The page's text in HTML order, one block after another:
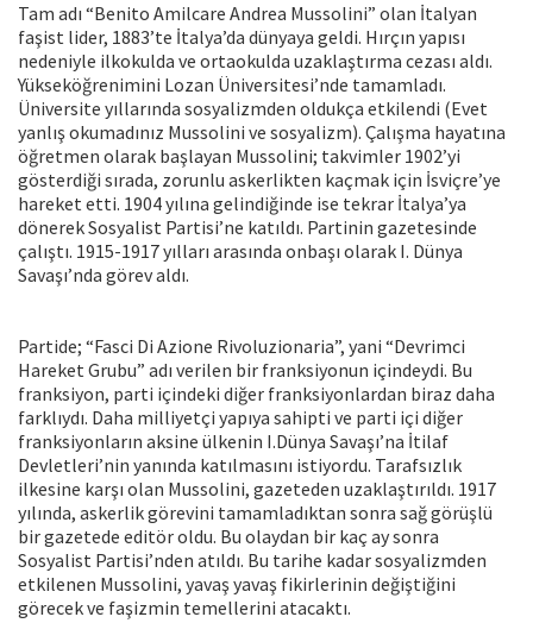
Tam adı “Benito Amilcare Andrea Mussolini” olan İtalyan
faşist lider, 1883’te İtalya’da dünyaya geldi. Hırçın yapısı
nedeniyle ilkokulda ve ortaokulda uzaklaştırma cezası aldı.
Yükseköğrenimini Lozan Üniversitesi’nde tamamladı.
Üniversite yıllarında sosyalizmden oldukça etkilendi (Evet
yanlış okumadınız Mussolini ve sosyalizm). Çalışma hayatına
öğretmen olarak başlayan Mussolini; takvimler 1902’yi
gösterdiği sırada, zorunlu askerlikten kaçmak için İsviçre’ye
hareket etti. 1904 yılına gelindiğinde ise tekrar İtalya’ya
dönerek Sosyalist Partisi’ne katıldı. Partinin gazetesinde
çalıştı. 1915-1917 yılları arasında onbaşı olarak I. Dünya
Savaşı’nda görev aldı.
Partide; “Fasci Di Azione Rivoluzionaria”, yani “Devrimci
Hareket Grubu” adı verilen bir franksiyonun içindeydi. Bu
franksiyon, parti içindeki diğer franksiyonlardan biraz daha
farklıydı. Daha milliyetçi yapıya sahipti ve parti içi diğer
franksiyonların aksine ülkenin I.Dünya Savaşı’na İtilaf
Devletleri’nin yanında katılmasını istiyordu. Tarafsızlık
ilkesine karşı olan Mussolini, gazeteden uzaklaştırıldı. 1917
yılında, askerlik görevini tamamladıktan sonra sağ görüşlü
bir gazetede editör oldu. Bu olaydan bir kaç ay sonra
Sosyalist Partisi’nden atıldı. Bu tarihe kadar sosyalizmden
etkilenen Mussolini, yavaş yavaş fikirlerinin değiştiğini
görecek ve faşizmin temellerini atacaktı.